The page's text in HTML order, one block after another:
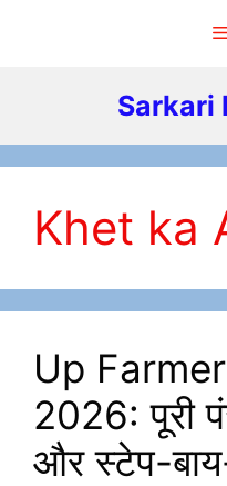
Sarkari
Khet ka
Up
2026: पूरी
और स्टेप-